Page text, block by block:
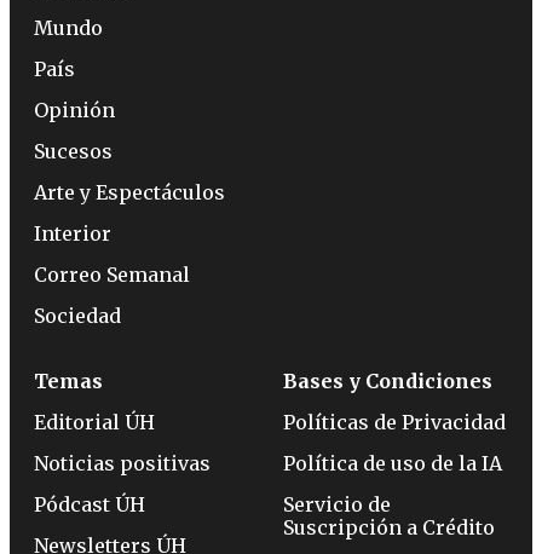
Mundo
País
Opinión
Sucesos
Arte y Espectáculos
Interior
Correo Semanal
Sociedad
Temas
Editorial ÚH
Noticias positivas
Pódcast ÚH
Newsletters ÚH
Bases y Condiciones
Políticas de Privacidad
Política de uso de la IA
Servicio de
Suscripción a Crédito